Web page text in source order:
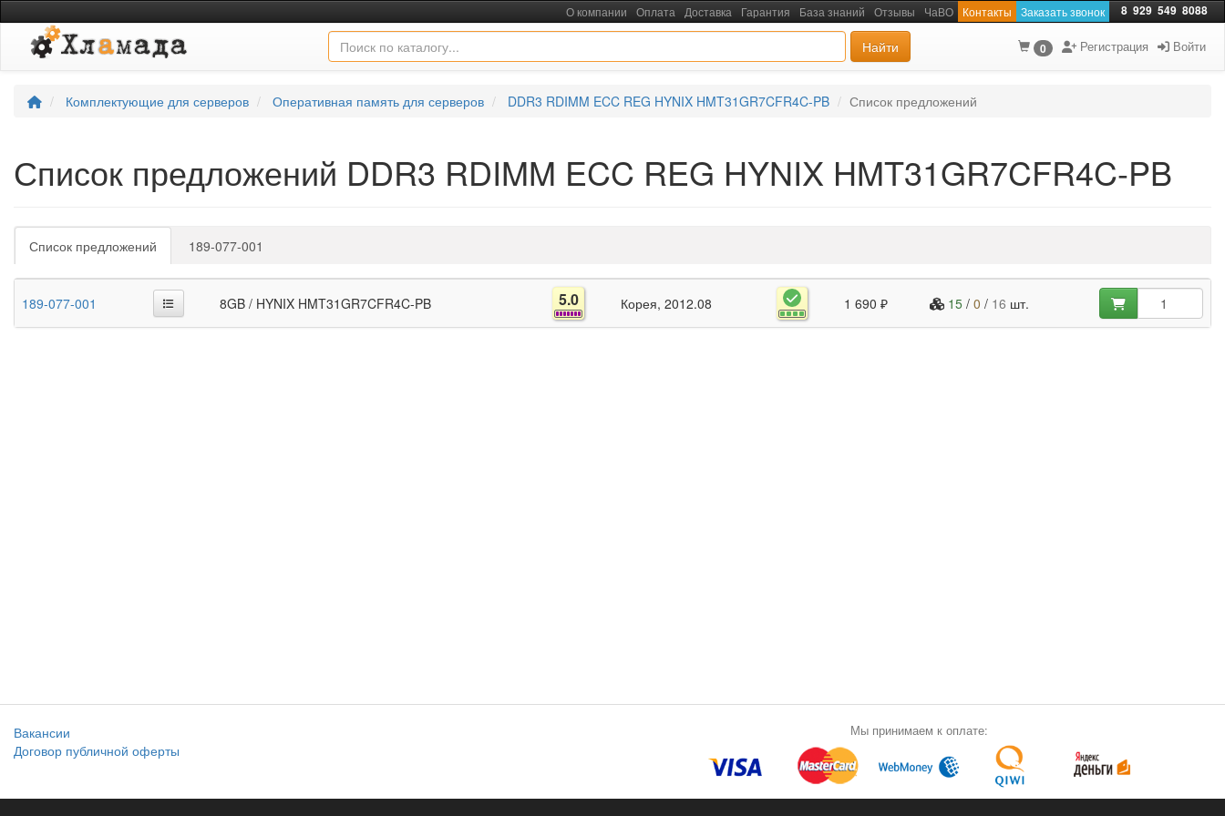
О компании Оплата Доставка Гарантия База знаний Отзывы ЧаВО Контакты Заказать звонок 8 929 549 8088
Найти 0 Регистрация Войти
Комплектующие для серверов Оперативная память для серверов DDR3 RDIMM ECC REG HYNIX HMT31GR7CFR4C-PB Список предложений
Список предложений DDR3 RDIMM ECC REG HYNIX HMT31GR7CFR4C-PB
Список предложений 189-077-001
189-077-001 8GB / HYNIX HMT31GR7CFR4C-PB 5.0 Корея 2012.08 1 690 ₽ 15 / 0 / 16 шт.
Вакансии
Договор публичной оферты
Мы принимаем к оплате: